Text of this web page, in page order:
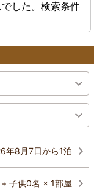
した。検索条件
年8月7日から1泊
子供0名 × 1部屋